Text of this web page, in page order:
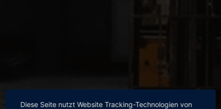
Diese Seite nutzt Website Tracking-Technologien von